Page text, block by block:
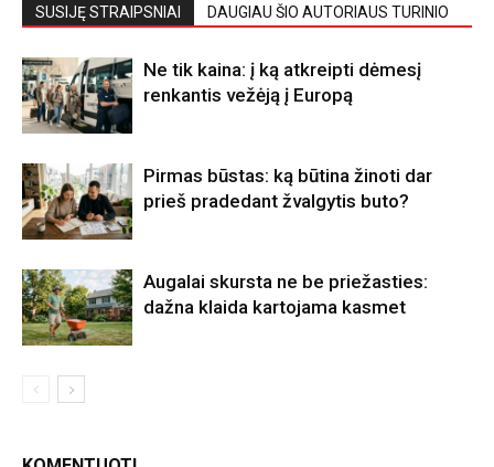
SUSIJĘ STRAIPSNIAI DAUGIAU ŠIO AUTORIAUS TURINIO
Ne tik kaina: į ką atkreipti dėmesį
renkantis vežėją į Europą
Pirmas būstas: ką būtina žinoti dar
prieš pradedant žvalgytis buto?
Augalai skursta ne be priežasties:
dažna klaida kartojama kasmet